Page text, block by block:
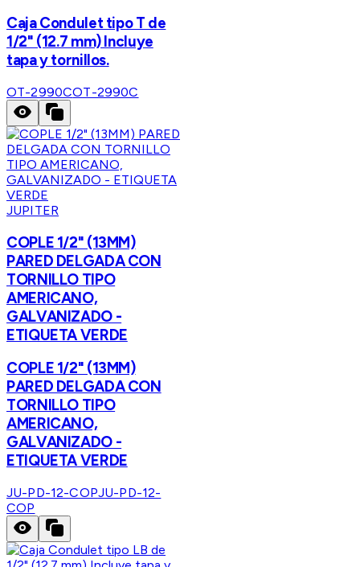
Caja Condulet tipo T de
1/2" (12.7 mm) Incluye
tapa y tornillos.
OT-2990COT-2990C
JUPITER
COPLE 1/2" (13MM)
PARED DELGADA CON
TORNILLO TIPO
AMERICANO,
GALVANIZADO -
ETIQUETA VERDE
COPLE 1/2" (13MM)
PARED DELGADA CON
TORNILLO TIPO
AMERICANO,
GALVANIZADO -
ETIQUETA VERDE
JU-PD-12-COPJU-PD-12-
COP